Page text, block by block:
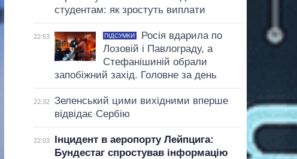
студентам: як зростуть виплати
22:53 ПІДСУМКИ
Росія вдарила по
Лозовій і Павлограду, а
Стефанішиній обрали
запобіжний захід. Головне за день
22:32
Зеленський цими вихідними вперше
відвідає Сербію
22:03
Інцидент в аеропорту Лейпцига:
Бундестаг спростував інформацію